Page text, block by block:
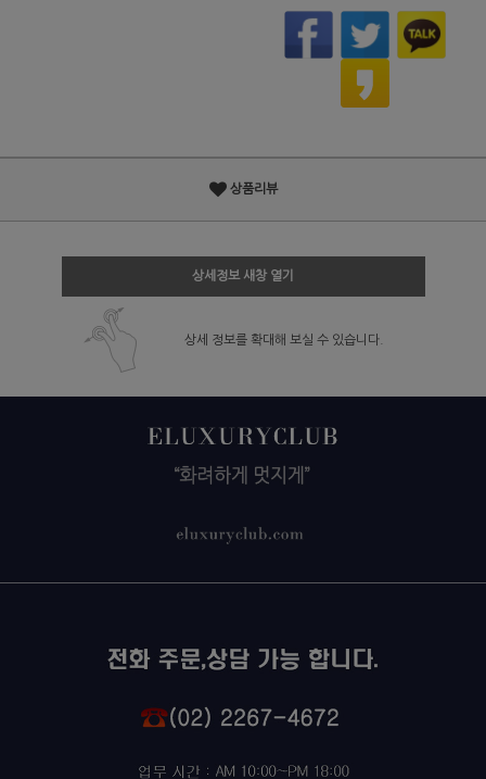
상품리뷰
상세정보 새창 열기
상세 정보를 확대해 보실 수 있습니다.